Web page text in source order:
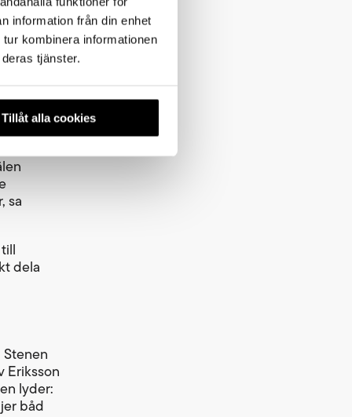
information från din enhet
kombinera informationen
tjänster.
Tillåt alla cookies
sa
dela
Stenen
Eriksson
lyder:
båd